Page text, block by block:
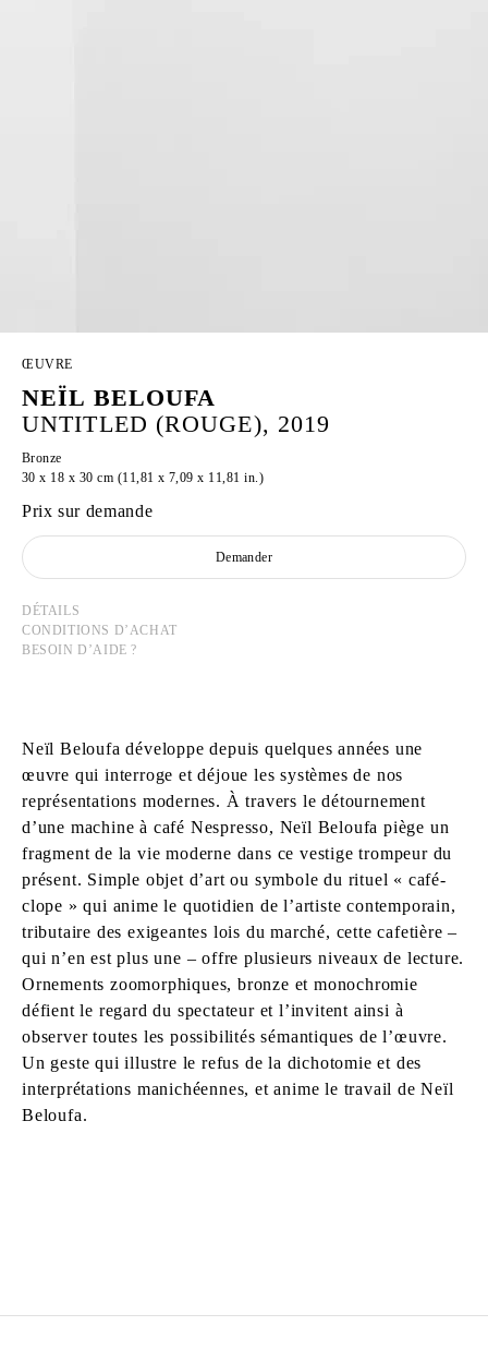
ŒUVRE
NEÏL BELOUFA
UNTITLED (ROUGE), 2019
Bronze
30 x 18 x 30 cm (11,81 x 7,09 x 11,81 in.)
Prix sur demande
Demander
DÉTAILS
CONDITIONS D’ACHAT
BESOIN D’AIDE ?
Neïl Beloufa développe depuis quelques années une
œuvre qui interroge et déjoue les systèmes de nos
représentations modernes. À travers le détournement
d’une machine à café Nespresso, Neïl Beloufa piège un
fragment de la vie moderne dans ce vestige trompeur du
présent. Simple objet d’art ou symbole du rituel « café-
clope » qui anime le quotidien de l’artiste contemporain,
tributaire des exigeantes lois du marché, cette cafetière –
qui n’en est plus une – offre plusieurs niveaux de lecture.
Ornements zoomorphiques, bronze et monochromie
défient le regard du spectateur et l’invitent ainsi à
observer toutes les possibilités sémantiques de l’œuvre.
Un geste qui illustre le refus de la dichotomie et des
interprétations manichéennes, et anime le travail de Neïl
Beloufa.